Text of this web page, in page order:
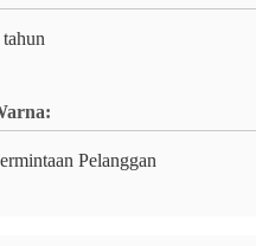
tahun
Pelanggan